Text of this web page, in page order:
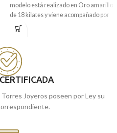
modelo está realizado en Oro amarillo
de 18 kilates y viene acompañado por
un original formado por la consecución
de eslabones trenzados y excelente
Puedes encontrarla en nuestras
tiendas de Málaga, o si lo prefieres,
encargarla online y te la enviamos a
Joyeros poseen por Ley su